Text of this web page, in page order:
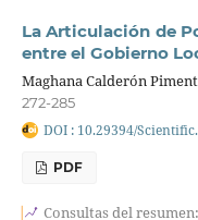
La Articulación de
entre el Gobierno
Maghana Calderón
272-285
DOI : 10.29394/
PDF
Consultas del